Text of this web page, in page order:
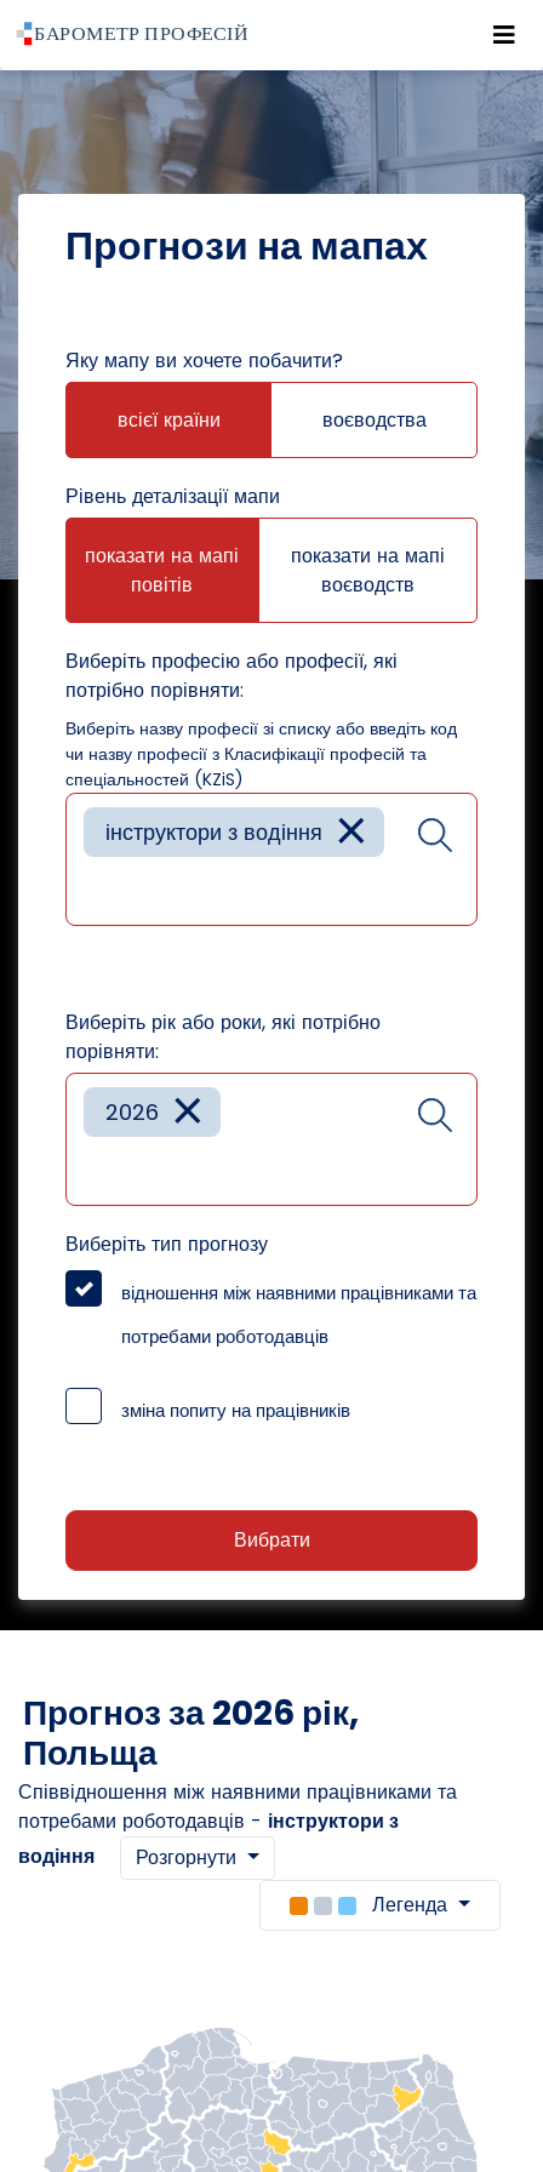
POWRÓT DO STRONY GŁÓWNEJ
ПРОГНОЗИ ПРОГНОЗИ НА МАПАХ
Прогнози на мапах
Яку мапу ви хочете побачити?
всієї країни воєводства
Рівень деталізації мапи
показати на мапі
повітів
показати на мапі
воєводств
Виберіть професію або професії, які
потрібно порівняти:
Виберіть назву професії зі списку або введіть код
чи назву професії з Класифікації професій та
спеціальностей (KZiS)
×
інструктори з водіння
Виберіть рік або роки, які потрібно
порівняти:
×
2026
Виберіть тип прогнозу
відношення між наявними працівниками та
потребами роботодавців
зміна попиту на працівників
Вибрати
Прогноз за 2026 рік,
Польща
Співвідношення між наявними працівниками та
потребами роботодавців - інструктори з
водіння
Розгорнути
Легенда